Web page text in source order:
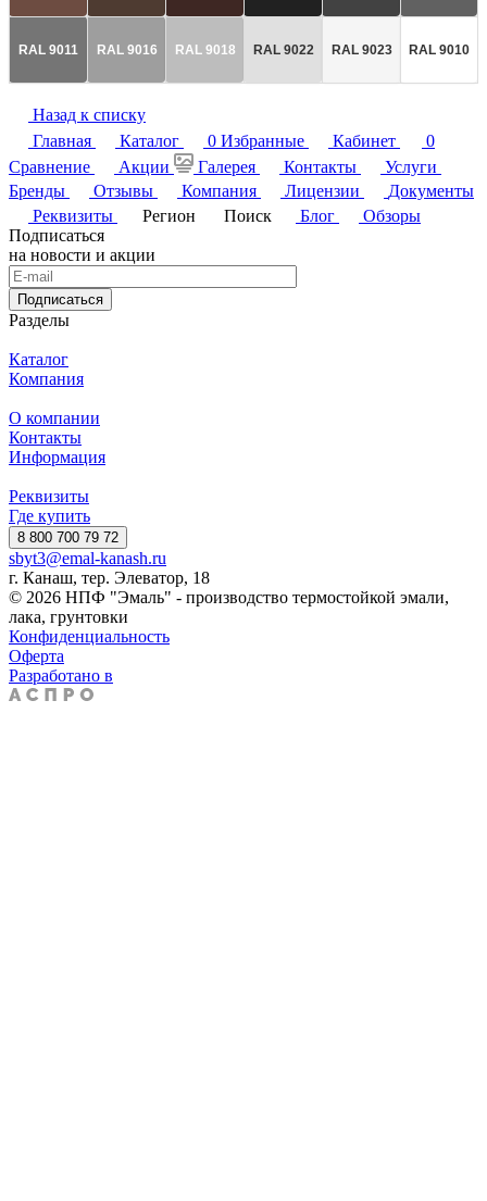
RAL 9011 RAL 9016 RAL 9018 RAL 9022 RAL 9023 RAL 9010
Назад к списку
Главная
Каталог 0 Избранные Кабинет
0
Сравнение
Акции Галерея Контакты
Услуги
Бренды
Отзывы Компания Лицензии
Документы
Реквизиты
Регион Поиск Блог
Обзоры
Подписаться
на новости и акции
Подписаться
Разделы
Каталог
Компания
О компании
Контакты
Информация
Реквизиты
Где купить
8 800 700 79 72
sbyt3@emal-kanash.ru
г. Канаш, тер. Элеватор, 18
© 2026 НПФ "Эмаль" - производство термостойкой эмали,
лака, грунтовки
Конфиденциальность
Оферта
Разработано в